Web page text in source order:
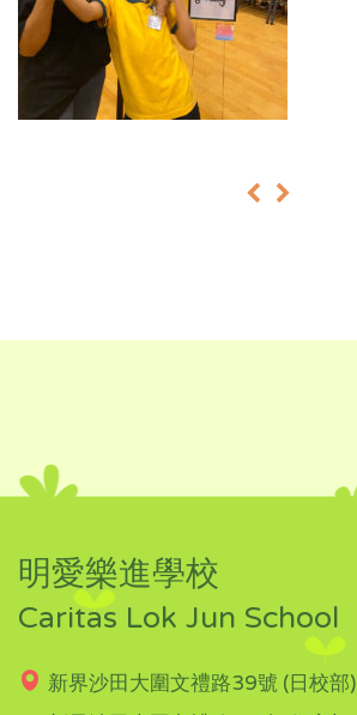
« »
明愛樂進學校
Caritas Lok Jun School
新界沙田大圍文禮路39號 (日校部)